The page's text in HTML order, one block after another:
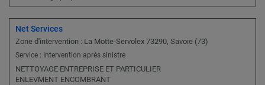
Net Services
Zone d'intervention : La Motte-Servolex 73290, Savoie (73)
Service : Intervention après sinistre
NETTOYAGE ENTREPRISE ET PARTICULIER
ENLEVMENT ENCOMBRANT